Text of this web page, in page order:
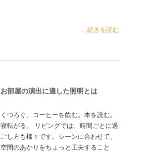
...続きを読む
お部屋の演出に適した照明とは
くつろぐ。コーヒーを飲む。本を読む。
寝転がる。 リビングでは、時間ごとに過
ごし方も様々です。シーンに合わせて、
空間のあかりをちょっと工夫すること